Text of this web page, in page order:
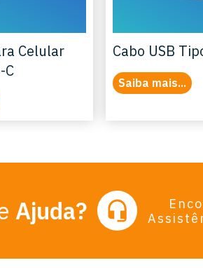
Celular
C
Cabo USB
Saiba mais...
Ajuda?